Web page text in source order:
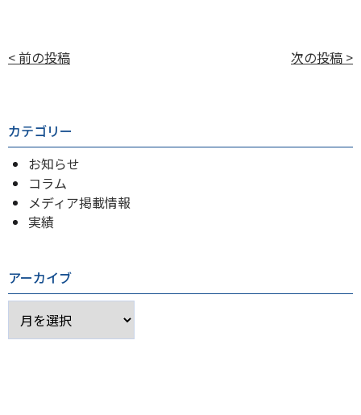
投
ビ
ゲ
ー
シ
ョ
< 前の投稿 次の投稿 >
カテゴリー
お知らせ
コラム
メディア掲載情報
実績
アーカイブ